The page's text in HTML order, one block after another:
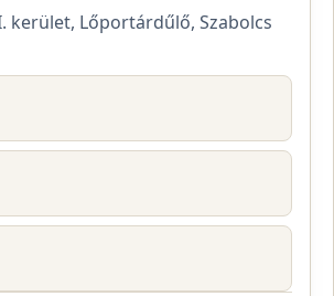
kerület, Lőportárdűlő, Szabolcs